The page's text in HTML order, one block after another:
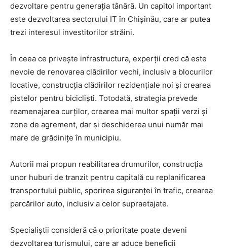
dezvoltare pentru generația tânără. Un capitol important
este dezvoltarea sectorului IT în Chișinău, care ar putea
trezi interesul investitorilor străini.
În ceea ce privește infrastructura, experții cred că este
nevoie de renovarea clădirilor vechi, inclusiv a blocurilor
locative, construcția clădirilor rezidențiale noi și crearea
pistelor pentru bicicliști. Totodată, strategia prevede
reamenajarea curților, crearea mai multor spații verzi și
zone de agrement, dar și deschiderea unui număr mai
mare de grădinițe în municipiu.
Autorii mai propun reabilitarea drumurilor, construcția
unor huburi de tranzit pentru capitală cu replanificarea
transportului public, sporirea siguranței în trafic, crearea
parcărilor auto, inclusiv a celor supraetajate.
Specialiștii consideră că o prioritate poate deveni
dezvoltarea turismului, care ar aduce beneficii